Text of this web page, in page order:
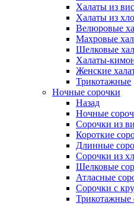
Халаты из
Халаты из
Велюровые
Махровые
Шелковые
Халаты-
Женские
Трикотажные
Ночные сорочки
Назад
Ночные
Сорочки из
Короткие
Длинные
Сорочки из
Шелковые
Атласные
Сорочки с
Трикотажные